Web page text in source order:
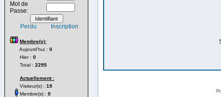
Mot de
Passe:
Perdu Inscription
Membre(s):
Aujourd'hui : 0
Hier : 0
Total : 2295
Actuellement :
Visiteur(s) : 19
Membre(s) : 0